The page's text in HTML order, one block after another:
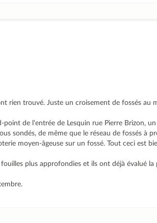
rien trouvé. Juste un croisement de fossés au
de l'entrée de Lesquin rue Pierre Brizon,
sondés, de même que le réseau de fossés à
moyen-âgeuse sur un fossé. Tout ceci est
plus approfondies et ils ont déjà évalué la